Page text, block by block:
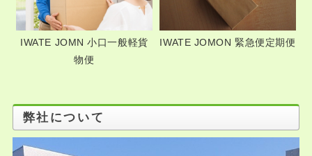
IWATE JOMN 小口一般軽貨
物便
IWATE JOMON 緊急便定期便
弊社について